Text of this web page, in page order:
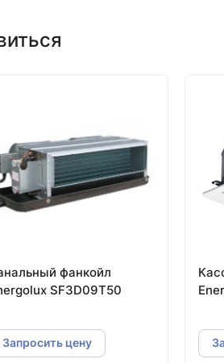
фанкойл
SF3D09T50
Запросить цену